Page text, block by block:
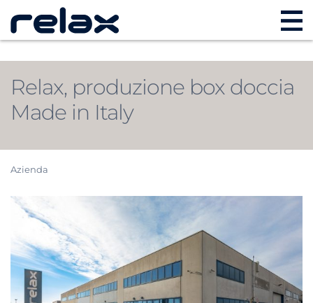
Relax, produzione box doccia
Made in Italy
Azienda